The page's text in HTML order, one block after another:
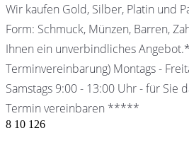
Wir kaufen Gold, Silber, Platin und
Form: Schmuck, Münzen, Barren,
Ihnen ein unverbindliches
Terminvereinbarung) Montags -
Samstags 9:00 - 13:00 Uhr - für Sie
Termin vereinbaren *****
8 10 126